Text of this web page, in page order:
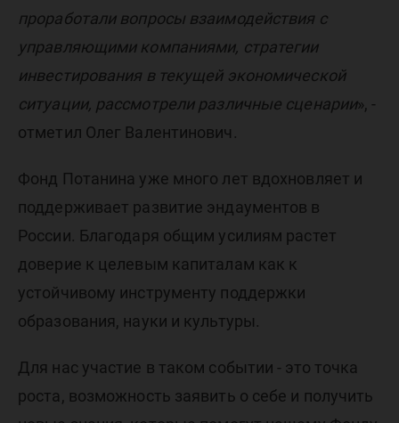
проработали вопросы взаимодействия с
управляющими компаниями, стратегии
инвестирования в текущей экономической
ситуации, рассмотрели различные сценарии», -
отметил Олег Валентинович.
Фонд Потанина уже много лет вдохновляет и
поддерживает развитие эндаументов в
России. Благодаря общим усилиям растет
доверие к целевым капиталам как к
устойчивому инструменту поддержки
образования, науки и культуры.
Для нас участие в таком событии - это точка
роста, возможность заявить о себе и получить